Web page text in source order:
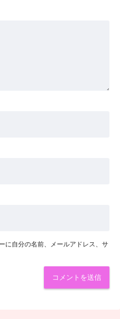
に自分の名前、メールアドレス、サ